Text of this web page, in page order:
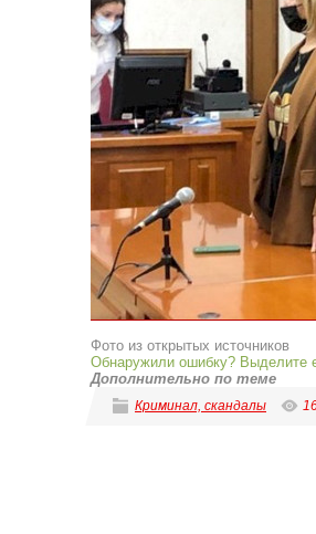
Фото из открытых источников
Обнаружили ошибку?
Дополнительно по теме
Криминал, скандалы